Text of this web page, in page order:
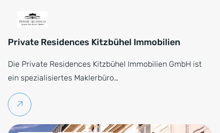
Private Residences Kitzbühel Immobilien
Die Private Residences Kitzbühel Immobilien GmbH ist
ein spezialisiertes Maklerbüro…
Weiterlesen